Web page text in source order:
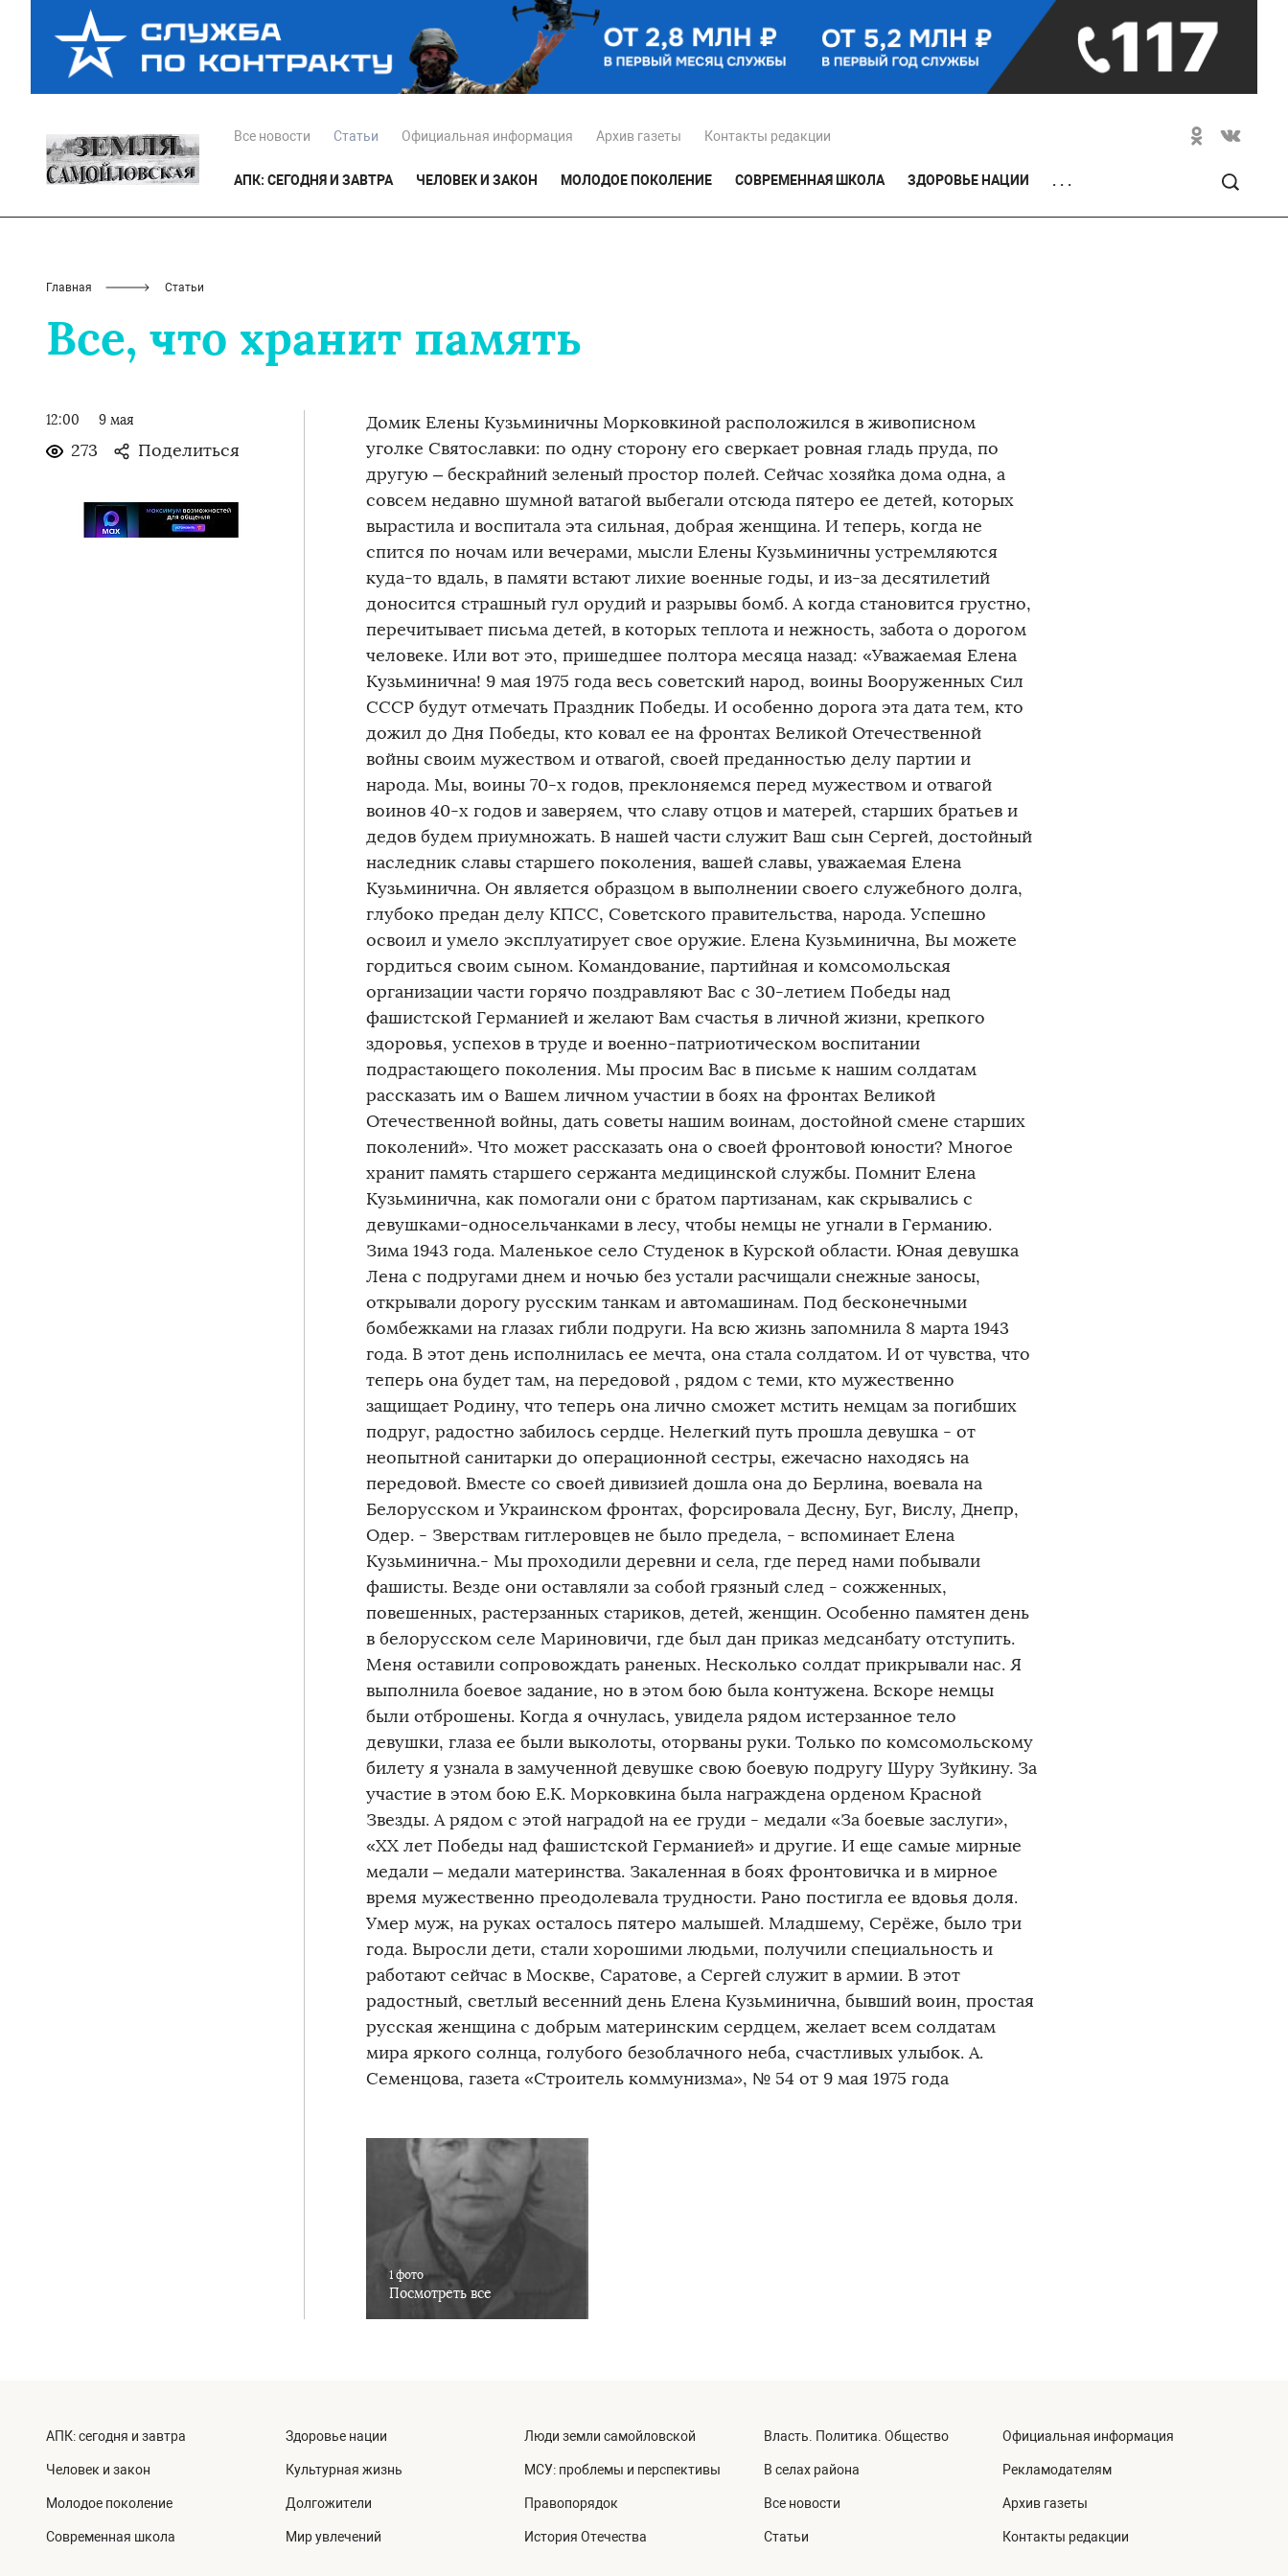
Все новости Статьи Официальная информация Архив газеты Контакты редакции
АПК: СЕГОДНЯ И ЗАВТРА ЧЕЛОВЕК И ЗАКОН МОЛОДОЕ ПОКОЛЕНИЕ СОВРЕМЕННАЯ ШКОЛА ЗДОРОВЬЕ НАЦИИ . . .
Главная Статьи
Все, что хранит память
12:00 9 мая
273 Поделиться
Домик Елены Кузьминичны Морковкиной расположился в живописном
уголке Святославки: по одну сторону его сверкает ровная гладь пруда, по
другую – бескрайний зеленый простор полей. Сейчас хозяйка дома одна, а
совсем недавно шумной ватагой выбегали отсюда пятеро ее детей, которых
вырастила и воспитала эта сильная, добрая женщина. И теперь, когда не
спится по ночам или вечерами, мысли Елены Кузьминичны устремляются
куда-то вдаль, в памяти встают лихие военные годы, и из-за десятилетий
доносится страшный гул орудий и разрывы бомб. А когда становится грустно,
перечитывает письма детей, в которых теплота и нежность, забота о дорогом
человеке. Или вот это, пришедшее полтора месяца назад: «Уважаемая Елена
Кузьминична! 9 мая 1975 года весь советский народ, воины Вооруженных Сил
СССР будут отмечать Праздник Победы. И особенно дорога эта дата тем, кто
дожил до Дня Победы, кто ковал ее на фронтах Великой Отечественной
войны своим мужеством и отвагой, своей преданностью делу партии и
народа. Мы, воины 70-х годов, преклоняемся перед мужеством и отвагой
воинов 40-х годов и заверяем, что славу отцов и матерей, старших братьев и
дедов будем приумножать. В нашей части служит Ваш сын Сергей, достойный
наследник славы старшего поколения, вашей славы, уважаемая Елена
Кузьминична. Он является образцом в выполнении своего служебного долга,
глубоко предан делу КПСС, Советского правительства, народа. Успешно
освоил и умело эксплуатирует свое оружие. Елена Кузьминична, Вы можете
гордиться своим сыном. Командование, партийная и комсомольская
организации части горячо поздравляют Вас с 30-летием Победы над
фашистской Германией и желают Вам счастья в личной жизни, крепкого
здоровья, успехов в труде и военно-патриотическом воспитании
подрастающего поколения. Мы просим Вас в письме к нашим солдатам
рассказать им о Вашем личном участии в боях на фронтах Великой
Отечественной войны, дать советы нашим воинам, достойной смене старших
поколений». Что может рассказать она о своей фронтовой юности? Многое
хранит память старшего сержанта медицинской службы. Помнит Елена
Кузьминична, как помогали они с братом партизанам, как скрывались с
девушками-односельчанками в лесу, чтобы немцы не угнали в Германию.
Зима 1943 года. Маленькое село Студенок в Курской области. Юная девушка
Лена с подругами днем и ночью без устали расчищали снежные заносы,
открывали дорогу русским танкам и автомашинам. Под бесконечными
бомбежками на глазах гибли подруги. На всю жизнь запомнила 8 марта 1943
года. В этот день исполнилась ее мечта, она стала солдатом. И от чувства, что
теперь она будет там, на передовой , рядом с теми, кто мужественно
защищает Родину, что теперь она лично сможет мстить немцам за погибших
подруг, радостно забилось сердце. Нелегкий путь прошла девушка - от
неопытной санитарки до операционной сестры, ежечасно находясь на
передовой. Вместе со своей дивизией дошла она до Берлина, воевала на
Белорусском и Украинском фронтах, форсировала Десну, Буг, Вислу, Днепр,
Одер. - Зверствам гитлеровцев не было предела, - вспоминает Елена
Кузьминична.- Мы проходили деревни и села, где перед нами побывали
фашисты. Везде они оставляли за собой грязный след - сожженных,
повешенных, растерзанных стариков, детей, женщин. Особенно памятен день
в белорусском селе Мариновичи, где был дан приказ медсанбату отступить.
Меня оставили сопровождать раненых. Несколько солдат прикрывали нас. Я
выполнила боевое задание, но в этом бою была контужена. Вскоре немцы
были отброшены. Когда я очнулась, увидела рядом истерзанное тело
девушки, глаза ее были выколоты, оторваны руки. Только по комсомольскому
билету я узнала в замученной девушке свою боевую подругу Шуру Зуйкину. За
участие в этом бою Е.К. Морковкина была награждена орденом Красной
Звезды. А рядом с этой наградой на ее груди - медали «За боевые заслуги»,
«ХХ лет Победы над фашистской Германией» и другие. И еще самые мирные
медали – медали материнства. Закаленная в боях фронтовичка и в мирное
время мужественно преодолевала трудности. Рано постигла ее вдовья доля.
Умер муж, на руках осталось пятеро малышей. Младшему, Серёже, было три
года. Выросли дети, стали хорошими людьми, получили специальность и
работают сейчас в Москве, Саратове, а Сергей служит в армии. В этот
радостный, светлый весенний день Елена Кузьминична, бывший воин, простая
русская женщина с добрым материнским сердцем, желает всем солдатам
мира яркого солнца, голубого безоблачного неба, счастливых улыбок. А.
Семенцова, газета «Строитель коммунизма», № 54 от 9 мая 1975 года
1 фото
Посмотреть все
АПК: сегодня и завтра
Человек и закон
Молодое поколение
Современная школа
Здоровье нации
Культурная жизнь
Долгожители
Мир увлечений
Люди земли самойловской
МСУ: проблемы и перспективы
Правопорядок
История Отечества
Власть. Политика. Общество
В селах района
Все новости
Статьи
Официальная информация
Рекламодателям
Архив газеты
Контакты редакции